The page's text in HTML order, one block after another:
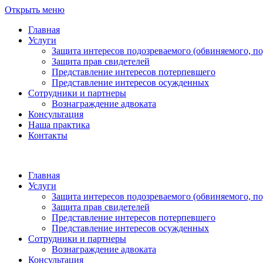
Открыть меню
Главная
Услуги
Защита интересов подозреваемого (обвиняемого,
Защита прав свидетелей
Представление интересов потерпевшего
Представление интересов осужденных
Сотрудники и партнеры
Вознаграждение адвоката
Консультация
Наша практика
Контакты
Главная
Услуги
Защита интересов подозреваемого (обвиняемого,
Защита прав свидетелей
Представление интересов потерпевшего
Представление интересов осужденных
Сотрудники и партнеры
Вознаграждение адвоката
Консультация